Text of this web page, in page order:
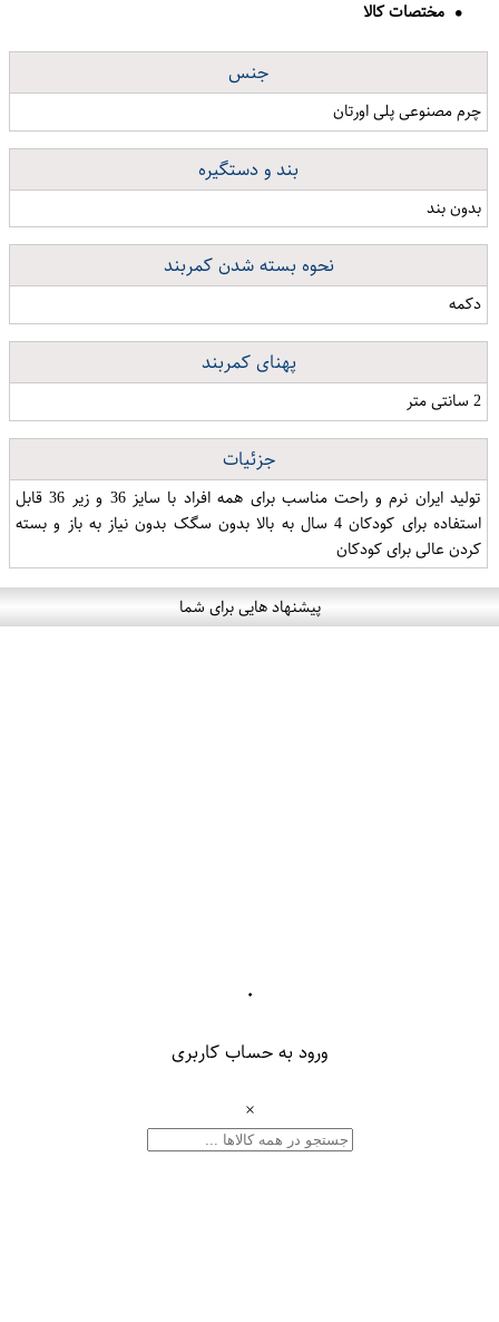
مختصات کالا
جنس
چرم مصنوعی پلی اورتان
بند و دستگیره
بدون بند
نحوه بسته شدن کمربند
دکمه
پهنای کمربند
2 سانتی متر
جزئیات
تولید ایران نرم و راحت مناسب برای همه افراد با سایز 36 و زیر 36 قابل
استفاده برای کودکان 4 سال به بالا بدون سگک بدون نیاز به باز و بسته
کردن عالی برای کودکان
پیشنهاد هایی برای شما
۰
ورود به حساب کاربری
×